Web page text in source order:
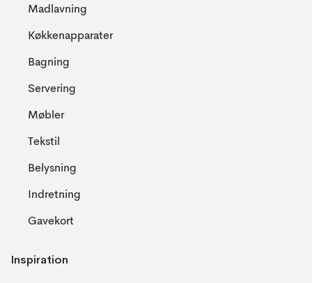
Madlavning
Køkkenapparater
Bagning
Servering
Møbler
Tekstil
Belysning
Indretning
Gavekort
Inspiration